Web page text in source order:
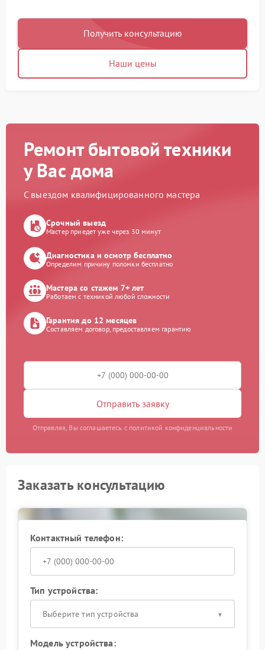
Получить консультацию
Наши цены
Ремонт бытовой техники
у Вас дома
С выездом квалифицированного мастера
Срочный выезд
Мастер приедет уже через 30 минут
Диагностика и осмотр бесплатно
Определим причину поломки бесплатно
Мастера со стажем 7+ лет
Работаем с техникой любой сложности
Гарантия до 12 месяцев
Составляем договор, предоставляем гарантию
Отправить заявку
Отправляя, Вы соглашаетесь с политикой конфиденциальности
Заказать консультацию
Контактный телефон:
Тип устройства:
Выберите тип устройства
Модель устройства: